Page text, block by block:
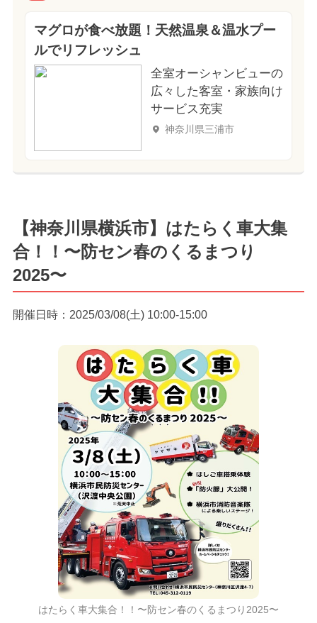
マグロが食べ放題！天然温泉＆温水プー
ルでリフレッシュ
全室オーシャンビューの
広々した客室・家族向け
サービス充実
神奈川県三浦市
【神奈川県横浜市】はたらく車大集
合！！〜防セン春のくるまつり
2025〜
開催日時：2025/03/08(土) 10:00-15:00
はたらく車大集合！！〜防セン春のくるまつり2025〜